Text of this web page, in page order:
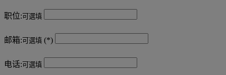
职位: 可選填
邮箱: 可選填
电话: 可選填